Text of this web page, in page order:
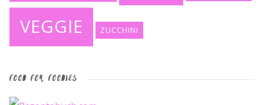
VEGGIE ZUCCHINI
FOOD FOR FOODIES